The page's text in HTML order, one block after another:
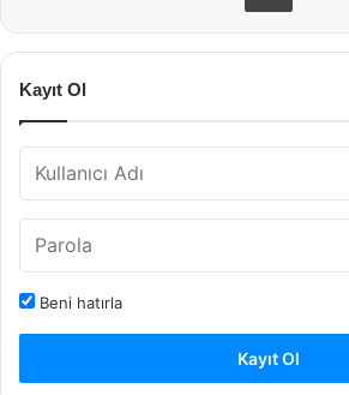
Kayıt Ol
Beni hatırla
Kayıt Ol